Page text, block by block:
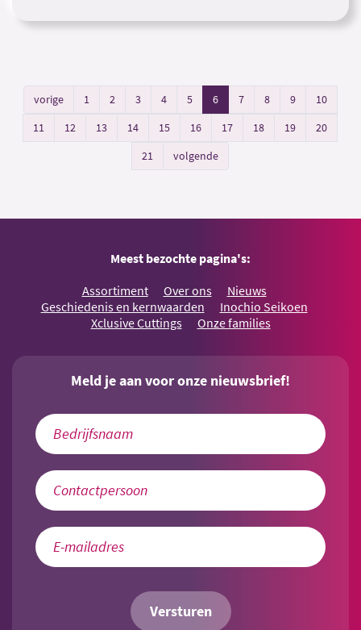
vorige 1 2 3 4 5 6 7 8 9
10
11
12 13 14 15 16 17 18 19
20
21
volgende
Meest bezochte pagina's:
Assortiment Over ons
Nieuws
Geschiedenis en kernwaarden
Inochio Seikoen
Xclusive Cuttings
Onze families
Meld je aan voor onze nieuwsbrief!
Versturen